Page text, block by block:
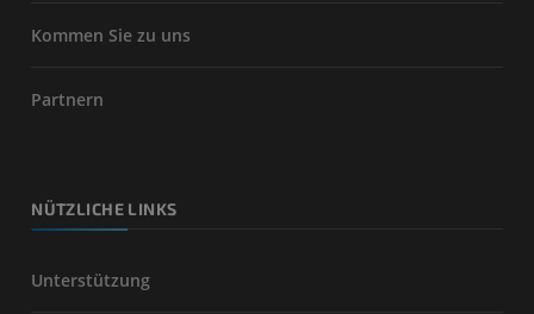
Kommen Sie zu uns
Partnern
NÜTZLICHE LINKS
Unterstützung